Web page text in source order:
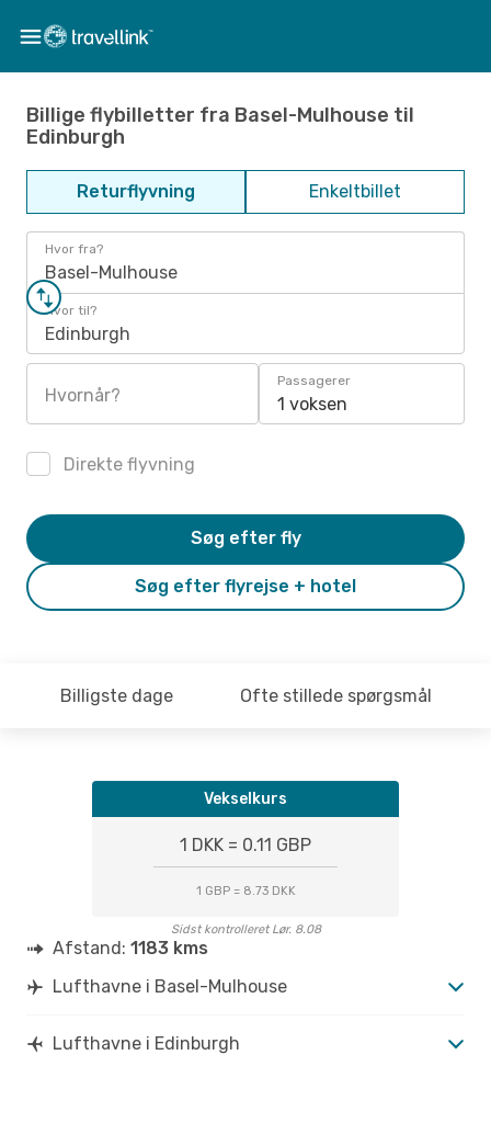
Billige flybilletter fra Basel-Mulhouse til
Edinburgh
Returflyvning Enkeltbillet
Hvor fra?
Basel-Mulhouse
Hvor til?
Edinburgh
Hvornår?
Passagerer
1 voksen
Direkte flyvning
Søg efter flyrejse + hotel
Søg efter fly
Billigste dage Ofte stillede spørgsmål
Vekselkurs
1 DKK = 0.11 GBP
1 GBP = 8.73 DKK
Sidst kontrolleret Lør. 8.08
Afstand: 1183 kms
Lufthavne i Basel-Mulhouse
Lufthavne i Edinburgh